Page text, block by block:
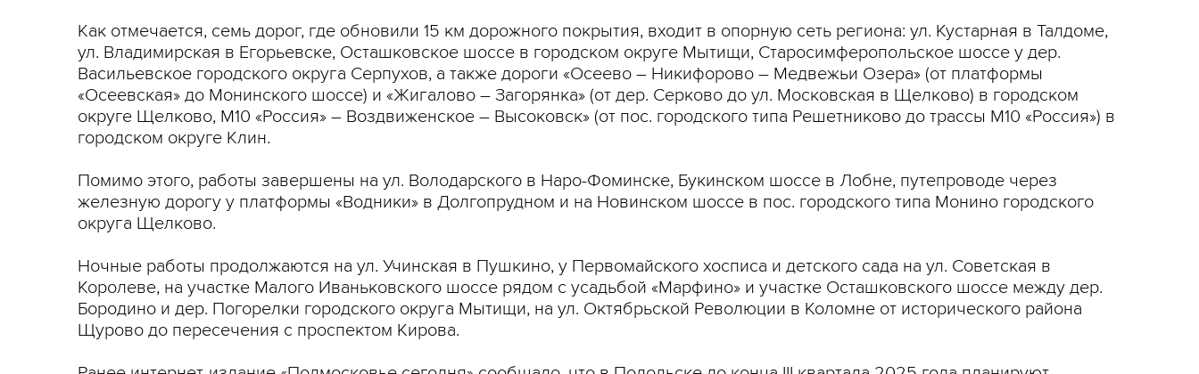
Как отмечается, семь дорог, где обновили 15 км дорожного покрытия, входит в опорную сеть региона: ул. Кустарная в Талдоме,
ул. Владимирская в Егорьевске, Осташковское шоссе в городском округе Мытищи, Старосимферопольское шоссе у дер.
Васильевское городского округа Серпухов, а также дороги «Осеево – Никифорово – Медвежьи Озера» (от платформы
«Осеевская» до Монинского шоссе) и «Жигалово – Загорянка» (от дер. Серково до ул. Московская в Щелково) в городском
округе Щелково, М10 «Россия» – Воздвиженское – Высоковск» (от пос. городского типа Решетниково до трассы М10 «Россия») в
городском округе Клин.
Помимо этого, работы завершены на ул. Володарского в Наро-Фоминске, Букинском шоссе в Лобне, путепроводе через
железную дорогу у платформы «Водники» в Долгопрудном и на Новинском шоссе в пос. городского типа Монино городского
округа Щелково.
Ночные работы продолжаются на ул. Учинская в Пушкино, у Первомайского хосписа и детского сада на ул. Советская в
Королеве, на участке Малого Иваньковского шоссе рядом с усадьбой «Марфино» и участке Осташковского шоссе между дер.
Бородино и дер. Погорелки городского округа Мытищи, на ул. Октябрьской Революции в Коломне от исторического района
Щурово до пересечения с проспектом Кирова.